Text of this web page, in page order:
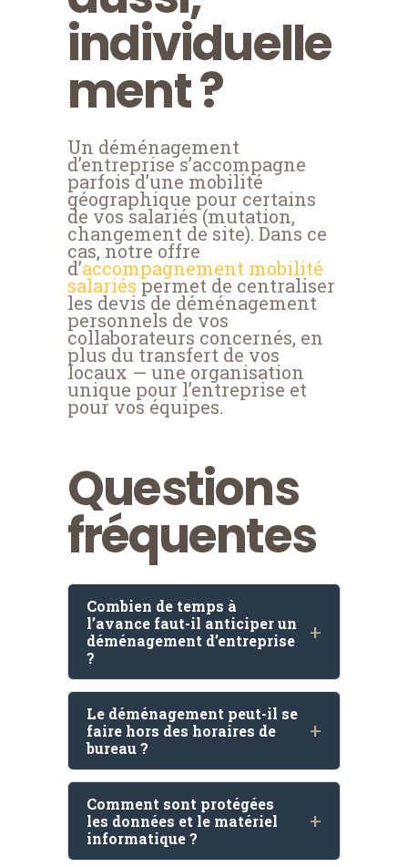
individuelle
ment ?
Un déménagement
d’entreprise s’accompagne
parfois d’une mobilité
géographique pour certains
de vos salariés (mutation,
changement de site). Dans ce
cas, notre offre
d’accompagnement mobilité
salariés permet de centraliser
les devis de déménagement
personnels de vos
collaborateurs concernés, en
plus du transfert de vos
locaux — une organisation
unique pour l’entreprise et
pour vos équipes.
Questions
fréquentes
Combien de temps à
l’avance faut-il anticiper un
déménagement d’entreprise
?
Le déménagement peut-il se
faire hors des horaires de
bureau ?
Comment sont protégées
les données et le matériel
informatique ?